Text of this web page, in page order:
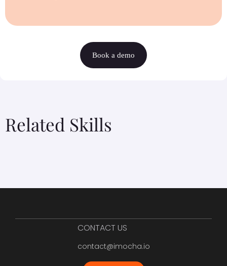
Book a demo
Related Skills
CONTACT US
contact@imocha.io